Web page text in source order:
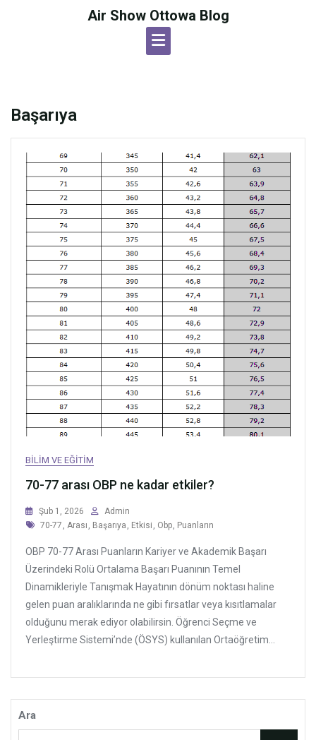
Air Show Ottowa Blog
Başarıya
BILIM VE EĞITIM
70-77 arası OBP ne kadar etkiler?
Şub 1, 2026
Admin
Tags
70-77 , Arası , Başarıya , Etkisi , Obp, Puanların
OBP 70-77 Arası Puanların Kariyer ve Akademik Başarı
Üzerindeki Rolü Ortalama Başarı Puanının Temel
Dinamikleriyle Tanışmak Hayatının dönüm noktası haline
gelen puan aralıklarında ne gibi fırsatlar veya kısıtlamalar
olduğunu merak ediyor olabilirsin. Öğrenci Seçme ve
Yerleştirme Sistemi’nde (ÖSYS) kullanılan Ortaöğretim...
Ara